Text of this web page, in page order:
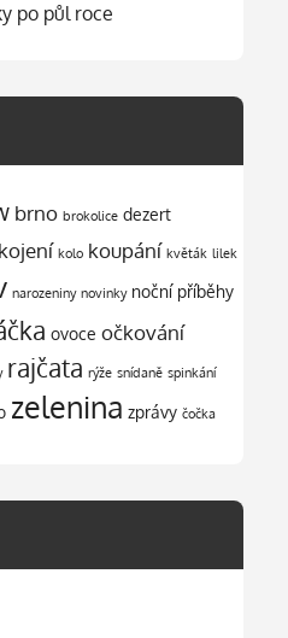
po půl roce
brno brokolice dezert
kojení kolo koupání květák lilek
narozeniny novinky noční příběhy
ovoce očkování
rajčata rýže snídaně spinkání
zelenina zprávy čočka